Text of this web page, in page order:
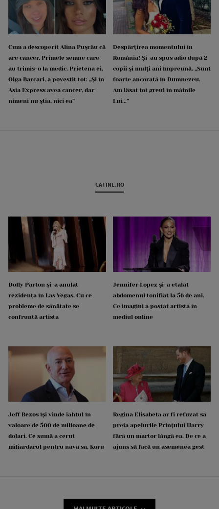
Cum a descoperit Alina Pușcău că
are cancer. Primele semne care
au trimis-o la medic. Prietena ei,
Olga Barcari, a povestit tot: „Și în
Asia Express avea cancer, dar
nimeni nu știa, nici ea”
Despărțirea momentului în
România! Și-au spus adio după 2
copii și mulți ani împreună. „Sunt
foarte ancorată în Dumnezeu.
Am lăsat tot greul în mâinile
Lui...”
CATINE.RO
Dolly Parton și-a anulat
rezidența în Las Vegas. Cu ce
probleme de sănătate se
confruntă artista
Jennifer Lopez și-a etalat
abdomenul tonifiat la 56 de ani.
Ce imagini a postat artista în
mediul online
Jeff Bezos își vinde iahtul în
valoare de 500 de milioane de
dolari. Ce sumă a cerut
miliardarul pentru nava sa, Koru
Regina Elisabeta ar fi refuzat să
preia apelurile Prințului Harry
fără un martor lângă ea. De ce a
ajuns să facă un asemenea gest